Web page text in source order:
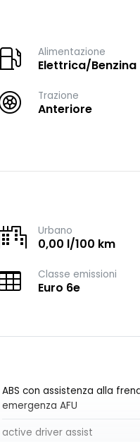
Alimentazione
Elettrica/Benzina
Trazione
Anteriore
Urbano
0,00 l/100 km
Classe emissioni
Euro 6e
ABS con assistenza alla
emergenza AFU
active driver assist